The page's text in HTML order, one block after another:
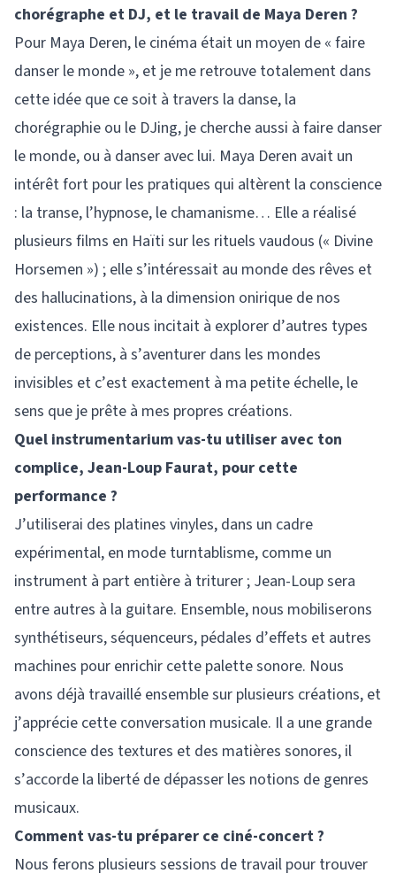
chorégraphe et DJ, et le travail de Maya Deren ?
Pour Maya Deren, le cinéma était un moyen de « faire
danser le monde », et je me retrouve totalement dans
cette idée que ce soit à travers la danse, la
chorégraphie ou le DJing, je cherche aussi à faire danser
le monde, ou à danser avec lui. Maya Deren avait un
intérêt fort pour les pratiques qui altèrent la conscience
: la transe, l’hypnose, le chamanisme… Elle a réalisé
plusieurs films en Haïti sur les rituels vaudous (« Divine
Horsemen ») ; elle s’intéressait au monde des rêves et
des hallucinations, à la dimension onirique de nos
existences. Elle nous incitait à explorer d’autres types
de perceptions, à s’aventurer dans les mondes
invisibles et c’est exactement à ma petite échelle, le
sens que je prête à mes propres créations.
Quel instrumentarium vas-tu utiliser avec ton
complice, Jean-Loup Faurat, pour cette
performance ?
J’utiliserai des platines vinyles, dans un cadre
expérimental, en mode turntablisme, comme un
instrument à part entière à triturer ; Jean-Loup sera
entre autres à la guitare. Ensemble, nous mobiliserons
synthétiseurs, séquenceurs, pédales d’effets et autres
machines pour enrichir cette palette sonore. Nous
avons déjà travaillé ensemble sur plusieurs créations, et
j’apprécie cette conversation musicale. Il a une grande
conscience des textures et des matières sonores, il
s’accorde la liberté de dépasser les notions de genres
musicaux.
Comment vas-tu préparer ce ciné-concert ?
Nous ferons plusieurs sessions de travail pour trouver